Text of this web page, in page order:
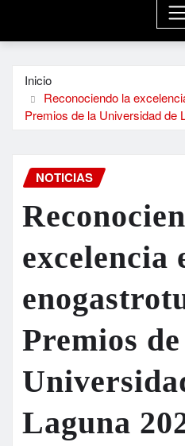
Inicio
Reconociendo la
Premios de la Universidad de
NOTICIAS
excelencia
Premios
Laguna